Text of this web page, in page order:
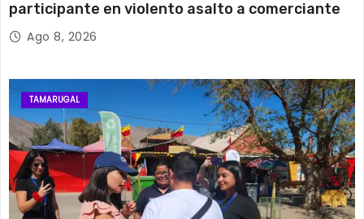
participante en violento asalto a comerciante
Ago 8, 2026
TAMARUGAL